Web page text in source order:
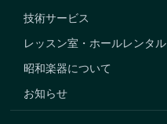
技術サービス
レッスン室・ホールレンタル
昭和楽器について
お知らせ